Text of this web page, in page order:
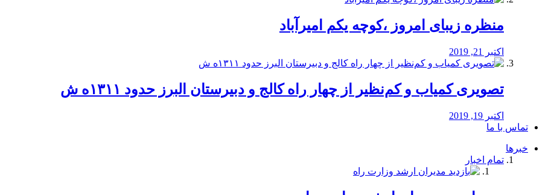
منظره‌‌ زیبای امروز ،کوچه یکم امیرآباد
اکتبر 21, 2019
️تصویری کمیاب و کم‌نظیر از چهار راه كالج و دبيرستان البرز حدود ۱۳۱۱ه ش
اکتبر 19, 2019
تماس با ما
خبرها
تمام اخبار